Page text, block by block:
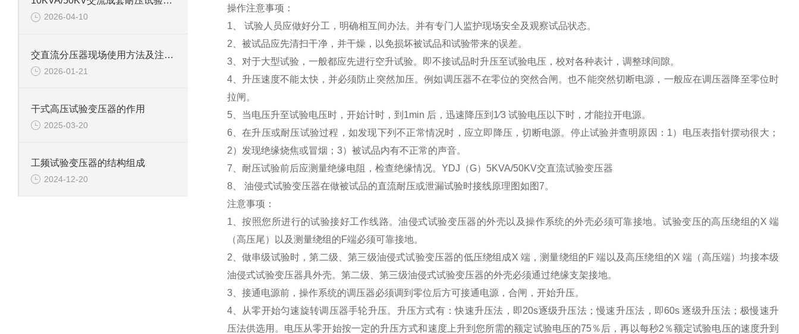
2026-04-10
交直流分压器现场使用方法及注意事项
2026-01-21
干式高压试验变压器的作用
2025-03-20
工频试验变压器的结构组成
2024-12-20
操作注意事项：
1、 试验人员应做好分工，明确相互间办法。并有专门人监护现场安全及观察试品状态。
2、被试品应先清扫干净，并干燥，以免损坏被试品和试验带来的误差。
3、对于大型试验，一般都应先进行空升试验。即不接试品时升压至试验电压，校对各种表计，调整球间隙。
4、升压速度不能太快，并必须防止突然加压。例如调压器不在零位的突然合闸。也不能突然切断电源，一般应在调压器降至零位时
拉闸。
5、当电压升至试验电压时，开始计时，到1min 后，迅速降压到1∕3 试验电压以下时，才能拉开电源。
6、在升压或耐压试验过程，如发现下列不正常情况时，应立即降压，切断电源。停止试验并查明原因：1）电压表指针摆动很大；
2）发现绝缘烧焦或冒烟；3）被试品内有不正常的声音。
7、耐压试验前后应测量绝缘电阻，检查绝缘情况。 YDJ（G）5KVA/50KV交直流试验变压器
8、 油侵式试验变压器在做被试品的直流耐压或泄漏试验时接线原理图如图7。
注意事项：
1、按照您所进行的试验接好工作线路。油侵式试验变压器的外壳以及操作系统的外壳必须可靠接地。试验变压的高压绕组的X 端
（高压尾）以及测量绕组的F端必须可靠接地。
2、做串级试验时，第二级、第三级油侵式试验变压器的低压绕组成X 端，测量绕组的F 端以及高压绕组的X 端（高压端）均接本级
油侵式试验变压器具外壳。第二级、第三级油侵式试验变压器的外壳必须通过绝缘支架接地。
3、接通电源前，操作系统的调压器必须调到零位后方可接通电源，合闸，开始升压。
4、从零开始匀速旋转调压器手轮升压。升压方式有：快速升压法，即20s逐级升压法；慢速升压法，即60s 逐级升压法；极慢速升
压法供选用。电压从零开始按一定的升压方式和速度上升到您所需的额定试验电压的75％后，再以每秒2％额定试验电压的速度升到